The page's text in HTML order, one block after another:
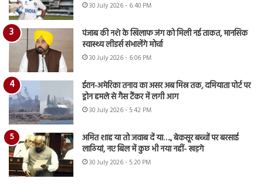
30 July 2026 - 6:40 PM
पंजाब की नशे के खिलाफ जंग को मिली नई ताकत, मानसिक
स्वास्थ्य लीडर्स संभालेंगे मोर्चा
30 July 2026 - 6:06 PM
ईरान-अमेरिका तनाव का असर अब मिस्र तक, दमियाता पोर्ट पर
ड्रोन हमले से गैस टैंकर में लगी आग
30 July 2026 - 5:42 PM
अमित शाह या तो जवाब दें या…., बेकसूर बच्चों पर बरसाई
लाठियां, नए बिल में कुछ भी नया नहीं- खड़गे
30 July 2026 - 5:20 PM